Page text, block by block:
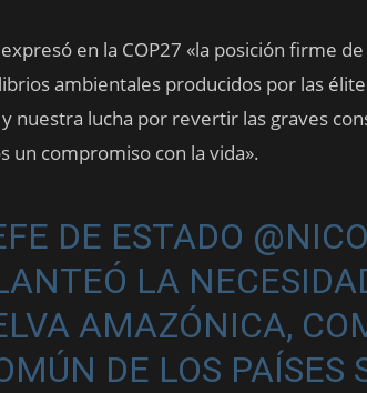
en la COP27 «la posición firme
ambientales producidos por las
nuestra lucha por revertir las graves
un compromiso con la vida».
DE ESTADO
LA
AMAZÓNICA,
DE LOS PAÍSES